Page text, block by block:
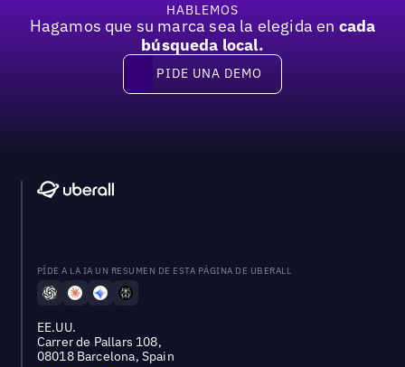
HABLEMOS
Hagamos que su marca sea la elegida en cada
búsqueda local.
Pide una demo
PIDE UNA DEMO
PÍDE A LA IA UN RESUMEN DE ESTA PÁGINA DE UBERALL
EE.UU.
Carrer de Pallars 108,
08018 Barcelona, Spain